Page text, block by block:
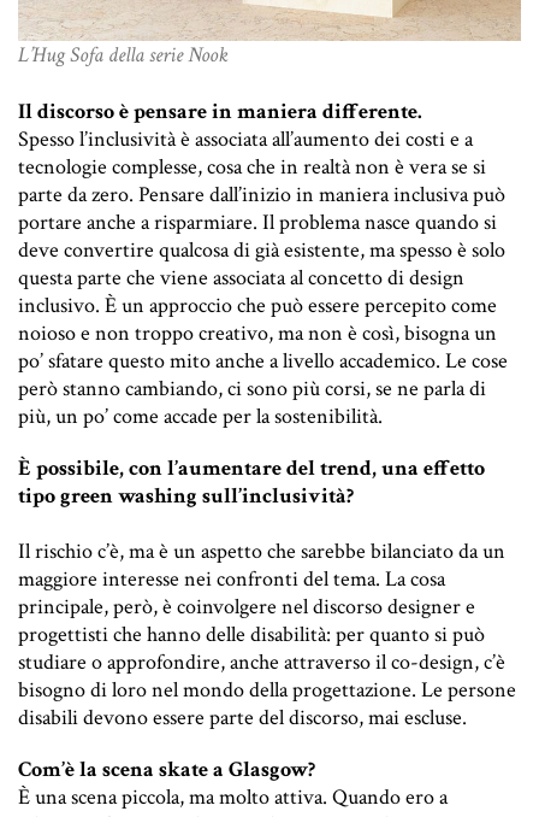
L’Hug Sofa della serie Nook
Il discorso è pensare in maniera differente.
Spesso l’inclusività è associata all’aumento dei costi e a
tecnologie complesse, cosa che in realtà non è vera se si
parte da zero. Pensare dall’inizio in maniera inclusiva può
portare anche a risparmiare. Il problema nasce quando si
deve convertire qualcosa di già esistente, ma spesso è solo
questa parte che viene associata al concetto di design
inclusivo. È un approccio che può essere percepito come
noioso e non troppo creativo, ma non è così, bisogna un
po’ sfatare questo mito anche a livello accademico. Le cose
però stanno cambiando, ci sono più corsi, se ne parla di
più, un po’ come accade per la sostenibilità.
È possibile, con l’aumentare del trend, una effetto
tipo green washing sull’inclusività?
Il rischio c’è, ma è un aspetto che sarebbe bilanciato da un
maggiore interesse nei confronti del tema. La cosa
principale, però, è coinvolgere nel discorso designer e
progettisti che hanno delle disabilità: per quanto si può
studiare o approfondire, anche attraverso il co-design, c’è
bisogno di loro nel mondo della progettazione. Le persone
disabili devono essere parte del discorso, mai escluse.
Com’è la scena skate a Glasgow?
È una scena piccola, ma molto attiva. Quando ero a